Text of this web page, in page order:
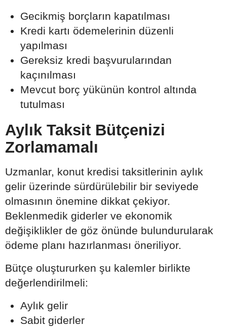
Gecikmiş borçların kapatılması
Kredi kartı ödemelerinin düzenli
yapılması
Gereksiz kredi başvurularından
kaçınılması
Mevcut borç yükünün kontrol altında
tutulması
Aylık Taksit Bütçenizi
Zorlamamalı
Uzmanlar, konut kredisi taksitlerinin aylık
gelir üzerinde sürdürülebilir bir seviyede
olmasının önemine dikkat çekiyor.
Beklenmedik giderler ve ekonomik
değişiklikler de göz önünde bulundurularak
ödeme planı hazırlanması öneriliyor.
Bütçe oluştururken şu kalemler birlikte
değerlendirilmeli:
Aylık gelir
Sabit giderler